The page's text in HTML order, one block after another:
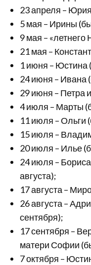
23 апреля –
5 мая – Ирины
9 мая –
21 мая –
1 июня – Юстина
24 июня – Ивана
29 июня – Петра
4 июля – Марты
11 июля – Ольги
15 июля –
20 июля – Илье
24 июля –
августа);
17 августа –
26 августа –
сентября);
17 сентября –
матери Софии
7 октября –